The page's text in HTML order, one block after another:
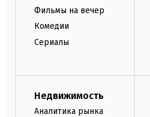
Фильмы на вечер
Комедии
Сериалы
Недвижимость
Аналитика рынка